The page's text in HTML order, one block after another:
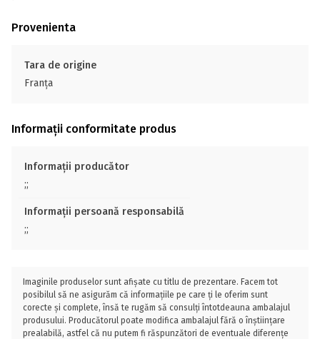
Provenienta
Tara de origine
Franţa
Informații conformitate produs
Informații producător
;;
Informații persoană responsabilă
;;
Imaginile produselor sunt afișate cu titlu de prezentare. Facem tot
posibilul să ne asigurăm că informațiile pe care ți le oferim sunt
corecte și complete, însă te rugăm să consulți întotdeauna ambalajul
produsului. Producătorul poate modifica ambalajul fără o înștiințare
prealabilă, astfel că nu putem fi răspunzători de eventuale diferențe